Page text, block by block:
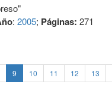
:2005; Páginas:271
9 10 11 12 13